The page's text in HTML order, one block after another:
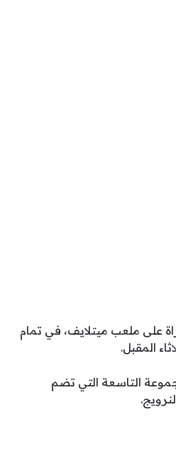
على ملعب ميتلايف، في تمام
المقبل.
التاسعة التي تضم